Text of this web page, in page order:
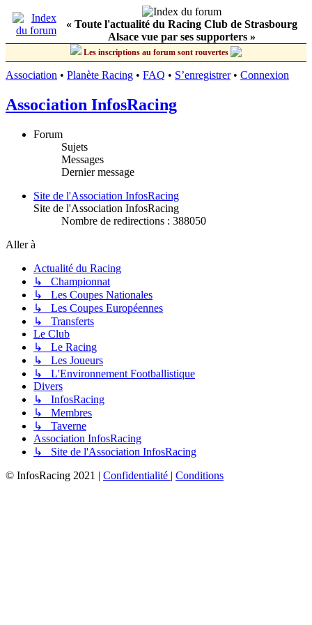
« Toute l'actualité du Racing Club de Strasbourg
Alsace vue par ses supporters »
Les inscriptions au forum sont rouvertes
Association • Planète Racing • FAQ • S’enregistrer• Connexion
Association InfosRacing
Forum
Sujets
Messages
Dernier message
Site de l'Association InfosRacing
Site de l'Association InfosRacing
Nombre de redirections : 388050
Aller à
Actualité du Racing
↳ Championnat
↳ Les Coupes Nationales
↳ Les Coupes Européennes
↳ Transferts
Le Club
↳ Le Racing
↳ Les Joueurs
↳ L'Environnement Footballistique
Divers
↳ InfosRacing
↳ Membres
↳ Taverne
Association InfosRacing
↳ Site de l'Association InfosRacing
© InfosRacing 2021 | Confidentialité | Conditions